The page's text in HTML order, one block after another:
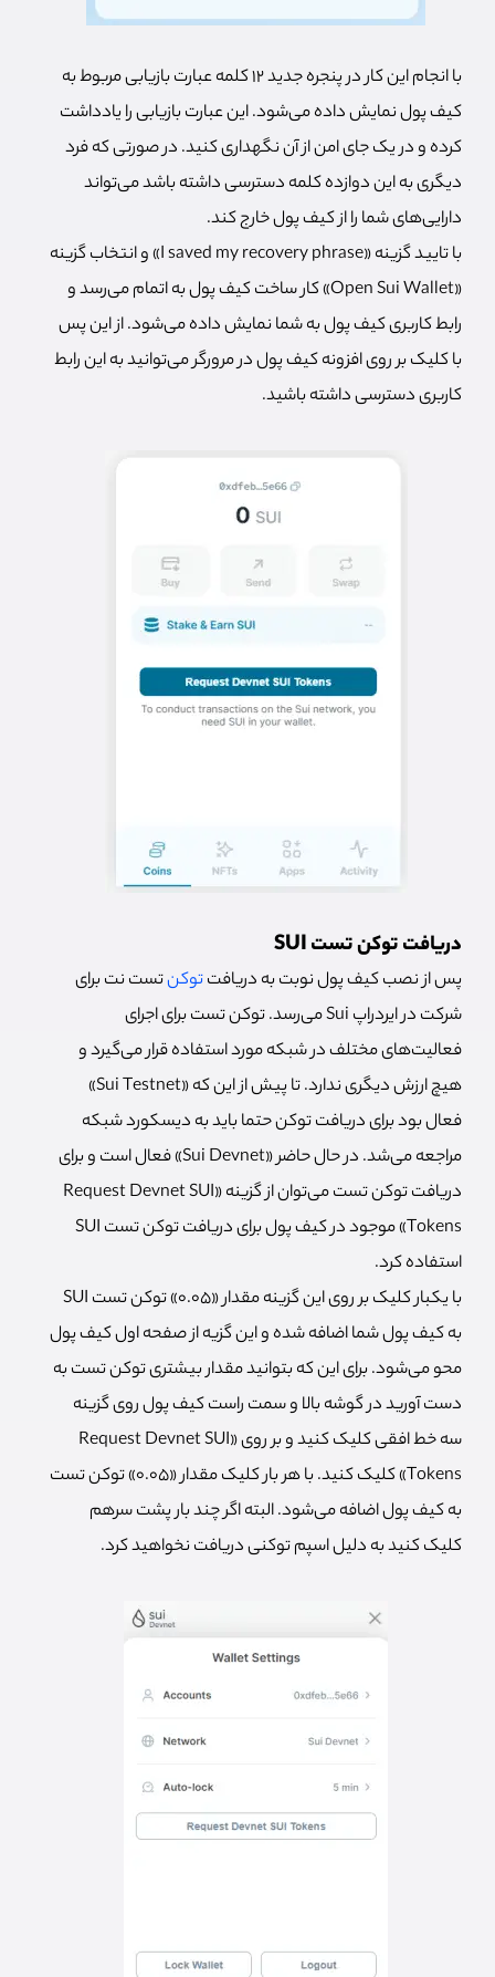
با انجام این کار در پنجره جدید 12 کلمه عبارت بازیابی مربوط به
کیف پول نمایش داده می‌شود. این عبارت بازیابی را یادداشت
کرده و در یک جای امن از آن نگهداری کنید. در صورتی که فرد
دیگری به این دوازده کلمه دسترسی داشته باشد می‌تواند
دارایی‌های شما را از کیف پول خارج کند.
با تایید گزینه «I saved my recovery phrase» و انتخاب گزینه
«Open Sui Wallet» کار ساخت کیف پول به اتمام می‌رسد و
رابط کاربری کیف پول به شما نمایش داده می‌شود. از این پس
با کلیک بر روی افزونه کیف پول در مرورگر می‌توانید به این رابط
کاربری دسترسی داشته باشید.
دریافت توکن تست SUI
پس از نصب کیف پول نوبت به دریافتتوکنتست نت برای
شرکت در ایردراپ Sui می‌رسد. توکن تست برای اجرای
فعالیت‌های مختلف در شبکه مورد استفاده قرار می‌گیرد و
هیچ ارزش دیگری ندارد. تا پیش از این که «Sui Testnet»
فعال بود برای دریافت توکن حتما باید به دیسکورد شبکه
مراجعه می‌شد. در حال حاضر «Sui Devnet» فعال است و برای
دریافت توکن تست می‌توان از گزینه «Request Devnet SUI
Tokens» موجود در کیف پول برای دریافت توکن تست SUI
استفاده کرد.
با یکبار کلیک بر روی این گزینه مقدار «0.05» توکن تست SUI
به کیف پول شما اضافه شده و این گزیه از صفحه اول کیف پول
محو می‌شود. برای این که بتوانید مقدار بیشتری توکن تست به
دست آورید در گوشه بالا و سمت راست کیف پول روی گزینه
سه خط افقی کلیک کنید و بر روی «Request Devnet SUI
Tokens» کلیک کنید. با هر بار کلیک مقدار «0.05» توکن تست
به کیف پول اضافه می‌شود. البته اگر چند بار پشت سرهم
کلیک کنید به دلیل اسپم توکنی دریافت نخواهید کرد.